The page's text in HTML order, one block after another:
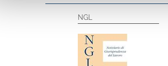
NGL